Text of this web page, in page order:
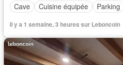
Cave
Cuisine équipée Parking
Il y a 1 semaine, 3 heures sur Leboncoin